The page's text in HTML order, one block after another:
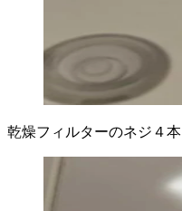
乾燥フィルターのネジ４本